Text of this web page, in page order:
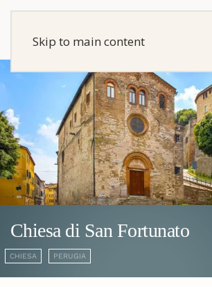
Skip to main content
Chiesa di San Fortunato
CHIESA PERUGIA